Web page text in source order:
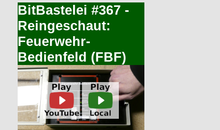
BitBastelei #367 -
Reingeschaut:
Feuerwehr-
Bedienfeld (FBF)